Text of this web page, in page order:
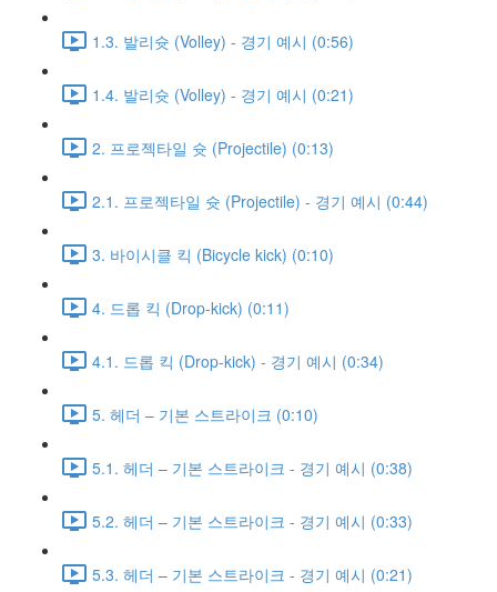
1.3. 발리슛 (Volley) - 경기 예시 (0:56)
1.4. 발리슛 (Volley) - 경기 예시 (0:21)
2. 프로젝타일 슛 (Projectile) (0:13)
2.1. 프로젝타일 슛 (Projectile) - 경기 예시 (0:44)
3. 바이시클 킥 (Bicycle kick) (0:10)
4. 드롭 킥 (Drop-kick) (0:11)
4.1. 드롭 킥 (Drop-kick) - 경기 예시 (0:34)
5. 헤더 – 기본 스트라이크 (0:10)
5.1. 헤더 – 기본 스트라이크 - 경기 예시 (0:38)
5.2. 헤더 – 기본 스트라이크 - 경기 예시 (0:33)
5.3. 헤더 – 기본 스트라이크 - 경기 예시 (0:21)